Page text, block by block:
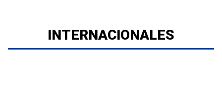
INTERNACIONALES